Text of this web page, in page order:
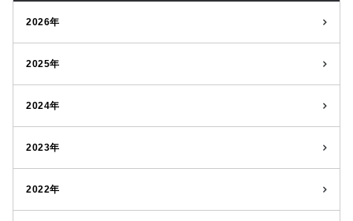
2026年
2025年
2024年
2023年
2022年